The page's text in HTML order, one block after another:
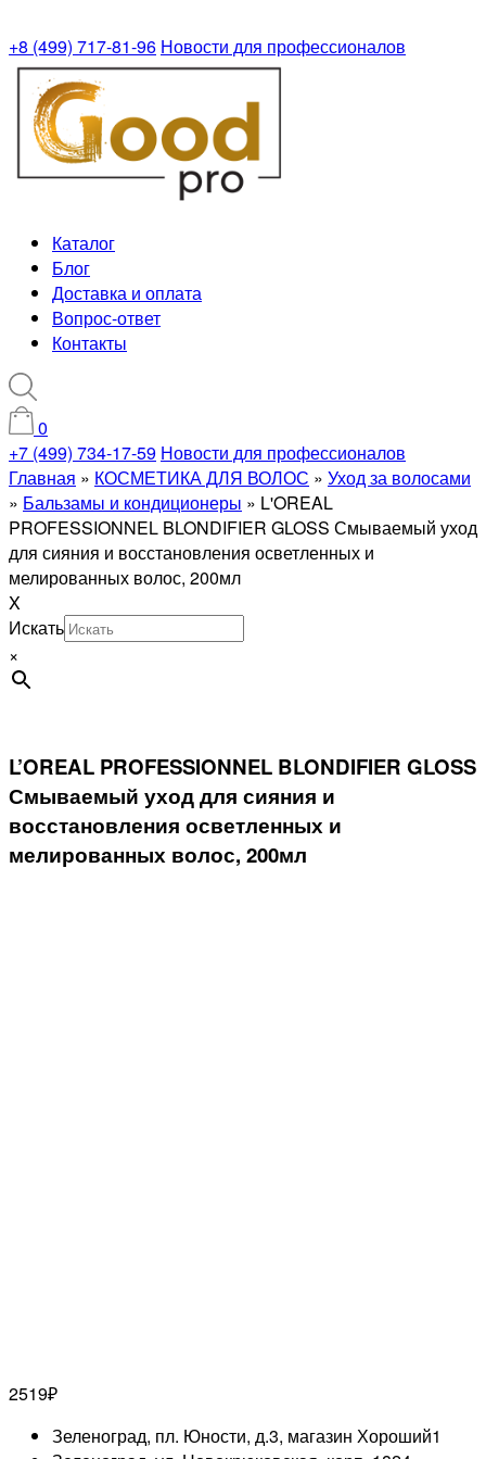
+8 (499) 717-81-96 Новости для профессионалов
Каталог
Блог
Доставка и оплата
Вопрос-ответ
Контакты
0
+7 (499) 734-17-59 Новости для профессионалов
Главная » КОСМЕТИКА ДЛЯ ВОЛОС » Уход за волосами
» Бальзамы и кондиционеры » L'OREAL
PROFESSIONNEL BLONDIFIER GLOSS Смываемый уход
для сияния и восстановления осветленных и
мелированных волос, 200мл
X
Искать
×
L’OREAL PROFESSIONNEL BLONDIFIER GLOSS
Смываемый уход для сияния и
восстановления осветленных и
мелированных волос, 200мл
2519₽
Зеленоград, пл. Юности, д.3, магазин Хороший1